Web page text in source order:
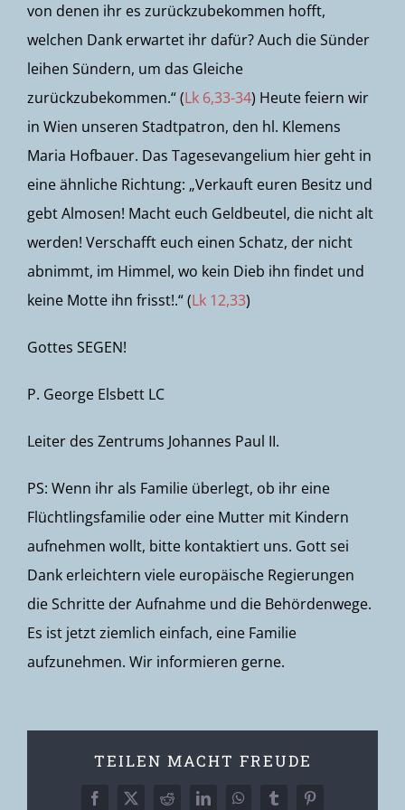
von denen ihr es zurückzubekommen hofft,
welchen Dank erwartet ihr dafür? Auch die Sünder
leihen Sündern, um das Gleiche
zurückzubekommen.“ (Lk 6,33-34) Heute feiern wir
in Wien unseren Stadtpatron, den hl. Klemens
Maria Hofbauer. Das Tagesevangelium hier geht in
eine ähnliche Richtung: „Verkauft euren Besitz und
gebt Almosen! Macht euch Geldbeutel, die nicht alt
werden! Verschafft euch einen Schatz, der nicht
abnimmt, im Himmel, wo kein Dieb ihn findet und
keine Motte ihn frisst!.“ (Lk 12,33)
Gottes SEGEN!
P. George Elsbett LC
Leiter des Zentrums Johannes Paul II.
PS: Wenn ihr als Familie überlegt, ob ihr eine
Flüchtlingsfamilie oder eine Mutter mit Kindern
aufnehmen wollt, bitte kontaktiert uns. Gott sei
Dank erleichtern viele europäische Regierungen
die Schritte der Aufnahme und die Behördenwege.
Es ist jetzt ziemlich einfach, eine Familie
aufzunehmen. Wir informieren gerne.
TEILEN MACHT FREUDE
Facebook
X RedditLinkedInWhatsAppTumblrPinterest